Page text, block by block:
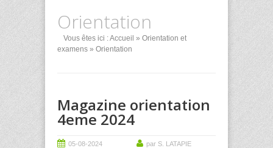
Orientation
Vous êtes ici :Accueil » Orientation et
examens » Orientation
Magazine orientation
4eme 2024
05-08-2024 par S. LATAPIE